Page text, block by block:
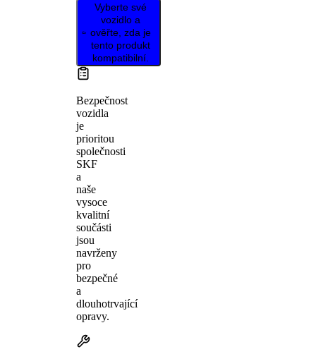
Vyberte své
vozidlo a
ověřte, zda je
tento produkt
kompatibilní.
Bezpečnost
vozidla
je
prioritou
společnosti
SKF
a
naše
vysoce
kvalitní
součásti
jsou
navrženy
pro
bezpečné
a
dlouhotrvající
opravy.